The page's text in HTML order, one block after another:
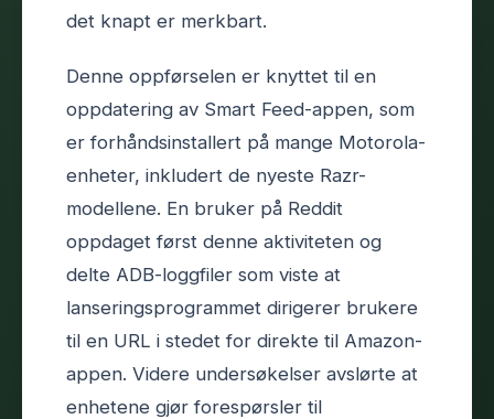
det knapt er merkbart.
Denne oppførselen er knyttet til en
oppdatering av Smart Feed-appen, som
er forhåndsinstallert på mange Motorola-
enheter, inkludert de nyeste Razr-
modellene. En bruker på Reddit
oppdaget først denne aktiviteten og
delte ADB-loggfiler som viste at
lanseringsprogrammet dirigerer brukere
til en URL i stedet for direkte til Amazon-
appen. Videre undersøkelser avslørte at
enhetene gjør forespørsler til